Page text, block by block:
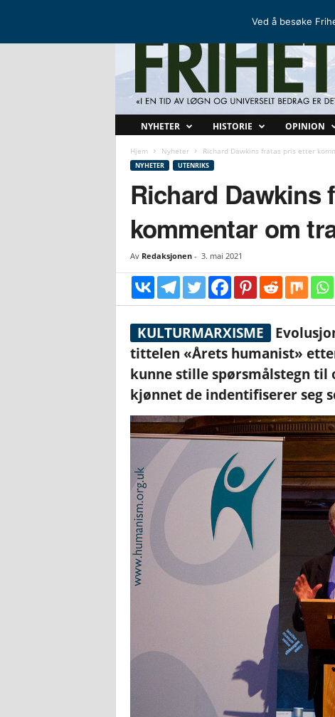
r
p
NYHETER HISTORIE OPINION
Hjem Nyheter Richard Dawkins fratas pris etter
NYHETER UTENRIKS
Richard Dawkins
kommentar om
Av Redaksjonen- 3. mai 2021
KULTURMARXISME
tittelen «Årets humanist»
kunne stille spørsmålstegn
kjønnet de indentifiserer seg
Ved å besøke